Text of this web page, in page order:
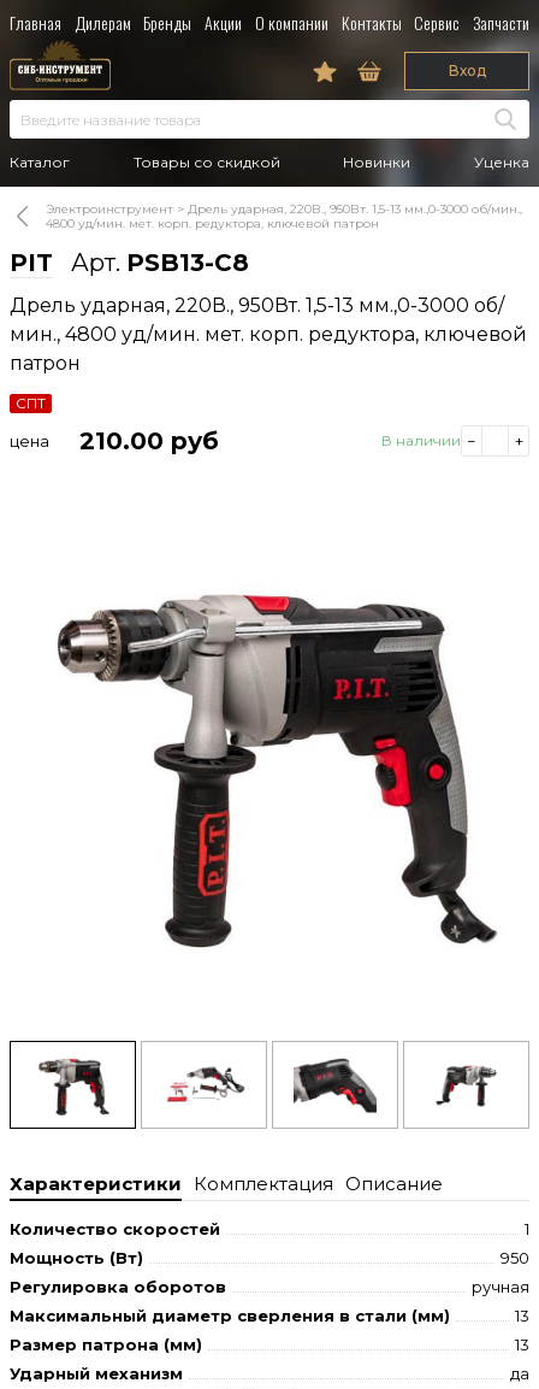
Главная Дилерам Бренды Акции О компании Контакты Сервис Запчасти
Каталог Товары со скидкой Новинки Уценка
Вход
Электроинструмент
Дрель ударная, 220В., 950Вт. 1,5-13 мм.,0-3000 об/мин.,
4800 уд/мин. мет. корп. редуктора, ключевой патрон
PIT Арт. PSB13-C8
Дрель ударная, 220В., 950Вт. 1,5-13 мм.,0-3000 об/
мин., 4800 уд/мин. мет. корп. редуктора, ключевой
патрон
СПТ
цена 210.00 руб В наличии
Характеристики Комплектация Описание
Количество скоростей
1
Мощность (Вт)
950
Регулировка оборотов
ручная
Максимальный диаметр сверления в стали (мм)
13
Размер патрона (мм)
13
Ударный механизм
да